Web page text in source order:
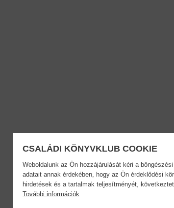
CSALÁDI KÖNYVKLUB COOKIE
Weboldalunk az Ön hozzájárulását kéri a
adatait annak érdekében, hogy az Ön érdeklődési
hirdetések és a tartalmak teljesítményét,
További információk